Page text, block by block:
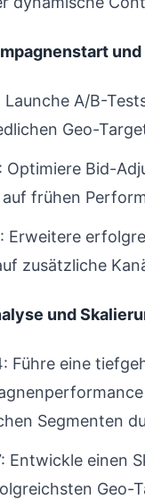
Launche A/B-
Geo-
Optimiere Bid-
auf frühen
Erweitere
zusätzliche
und
Führe eine
Segmenten
Entwickle einen
Geo-